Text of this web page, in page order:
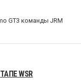
GT3 команды JRM
WSR